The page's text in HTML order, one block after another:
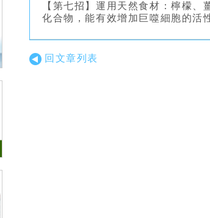
【第七招】運用天然食材：檸檬
化合物，能有效增加巨噬細胞的活
回文章列表